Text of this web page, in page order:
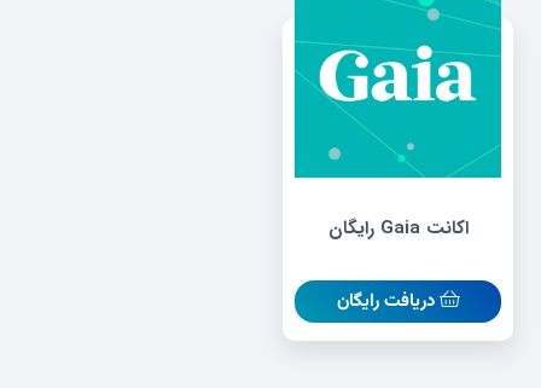
اکانت Gaia رایگان
دریافت رایگان